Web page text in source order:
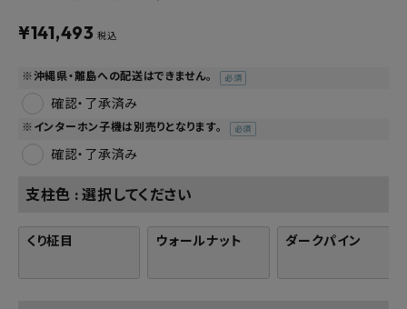
¥141,493 税込
※沖縄県・離島への配送はできません。
(必
確認・了承済み
※インターホン子機は別売りとなります。
(必
確認・了承済み
支柱色 選択してください
くり柾目 ウォールナット ダークパイン